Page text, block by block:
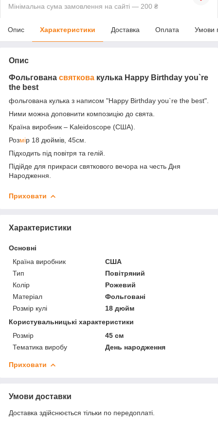
Мінімальна сума замовлення на сайті — 200 ₴
Опис Характеристики Доставка Оплата Умови
Опис
Фольгована святкова кулька Нappy Вirthday you`re
the best
фольгована кулька з написом "Нappy Вirthday you`re the best".
Ними можна доповнити композицію до свята.
Країна виробник – Kaleidoscope (США).
Розмір 18 дюймів, 45см.
Підходить під повітря та гелій.
Підійде для прикраси святкового вечора на честь Дня
Народження.
Приховати
Характеристики
Основні
Країна виробник
США
Тип
Повітряний
Колір
Рожевий
Матеріал
Фольговані
Розмір кулі
18 дюйм
Користувальницькі характеристики
Розмір
45 см
Тематика виробу
День народження
Приховати
Умови доставки
Доставка здійснюється тільки по передоплаті.